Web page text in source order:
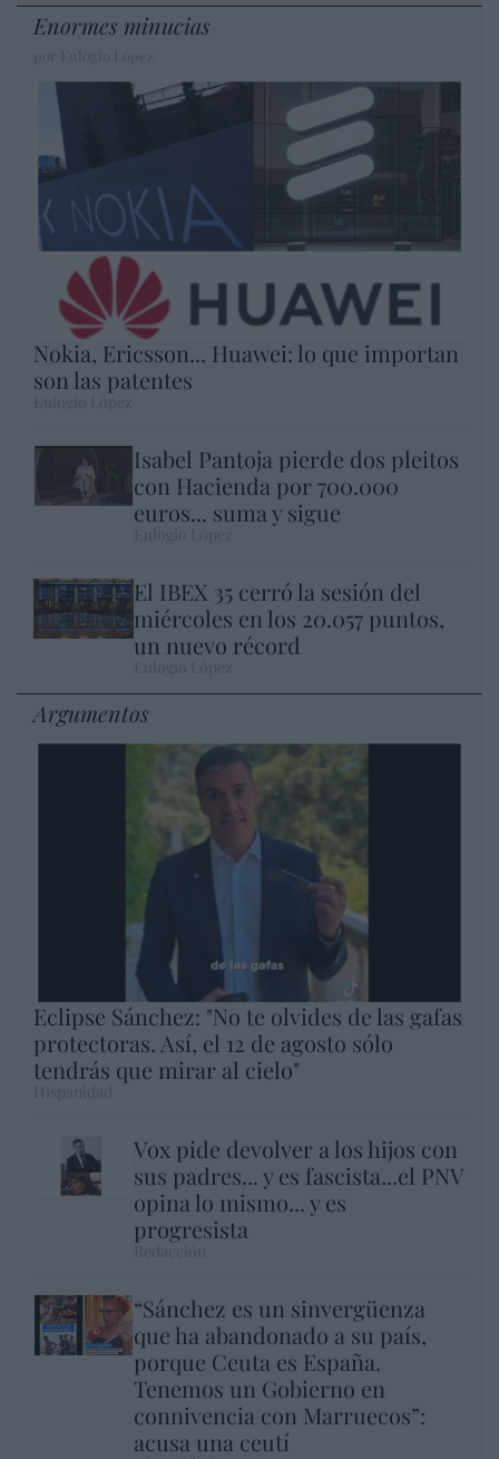
Enormes minucias
Nokia, Ericsson... Huawei: lo que importan
son las patentes
Isabel Pantoja pierde dos pleitos
con Hacienda por 700.000
euros... suma y sigue
El IBEX 35 cerró la sesión del
miércoles en los 20.057 puntos,
un nuevo récord
Argumentos
Eclipse Sánchez: "No te olvides de las gafas
protectoras. Así, el 12 de agosto sólo
tendrás que mirar al cielo"
Vox pide devolver a los hijos con
sus padres... y es fascista...el PNV
opina lo mismo... y es
progresista
“Sánchez es un sinvergüenza
que ha abandonado a su país,
porque Ceuta es España.
Tenemos un Gobierno en
connivencia con Marruecos”:
acusa una ceutí